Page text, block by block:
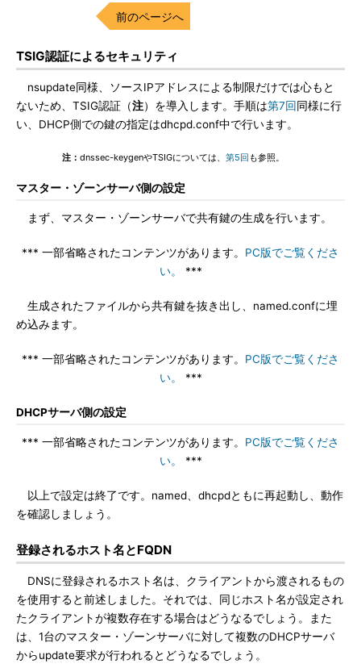
前のページへ
TSIG認証によるセキュリティ
nsupdate同様、ソースIPアドレスによる制限だけでは心もと
ないため、TSIG認証（注）を導入します。手順は第7回同様に行
い、DHCP側での鍵の指定はdhcpd.conf中で行います。
注： dnssec-keygenやTSIGについては、 第5回 も参照。
マスター・ゾーンサーバ側の設定
まず、マスター・ゾーンサーバで共有鍵の生成を行います。
*** 一部省略されたコンテンツがあります。 PC版でご覧くださ
い。
***
生成されたファイルから共有鍵を抜き出し、named.confに埋
め込みます。
*** 一部省略されたコンテンツがあります。 PC版でご覧くださ
い。
***
DHCPサーバ側の設定
*** 一部省略されたコンテンツがあります。 PC版でご覧くださ
い。
***
以上で設定は終了です。named、dhcpdともに再起動し、動作
を確認しましょう。
登録されるホスト名とFQDN
DNSに登録されるホスト名は、クライアントから渡されるもの
を使用すると前述しました。それでは、同じホスト名が設定され
たクライアントが複数存在する場合はどうなるでしょう。また
は、1台のマスター・ゾーンサーバに対して複数のDHCPサーバ
からupdate要求が行われるとどうなるでしょう。